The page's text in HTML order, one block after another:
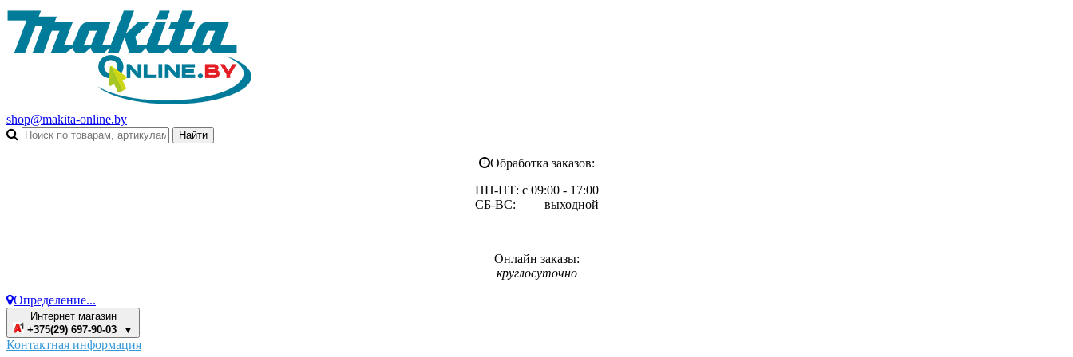
shop@makita-online.by
Обработка заказов:
ПН-ПТ: с 09:00 - 17:00
СБ-ВС: выходной
Онлайн заказы:
круглосуточно
Определение...
Интернет магазин
+375(29) 697-90-03 ▼
Контактная информация